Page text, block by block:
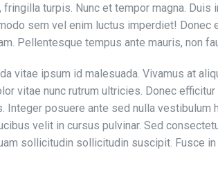
turpis. Nunc et tempor magna. Duis
sem vel enim luctus imperdiet!
Pellentesque tempus ante mauris, non
vitae ipsum id malesuada. Vivamus at
vitae nunc rutrum ultricies. Donec
posuere ante sed nulla vestibulum
velit in cursus pulvinar. Sed
sollicitudin sollicitudin suscipit. Fusce in